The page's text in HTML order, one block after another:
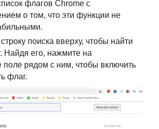
флагов Chrome с
о том, что эти функции не
поиска вверху, чтобы найти
Найдя его, нажмите на
рядом с ним, чтобы включить
флаг.